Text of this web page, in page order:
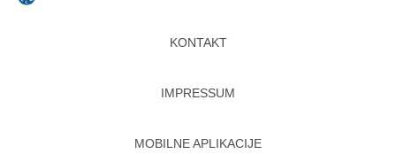
KONTAKT
IMPRESSUM
MOBILNE APLIKACIJE